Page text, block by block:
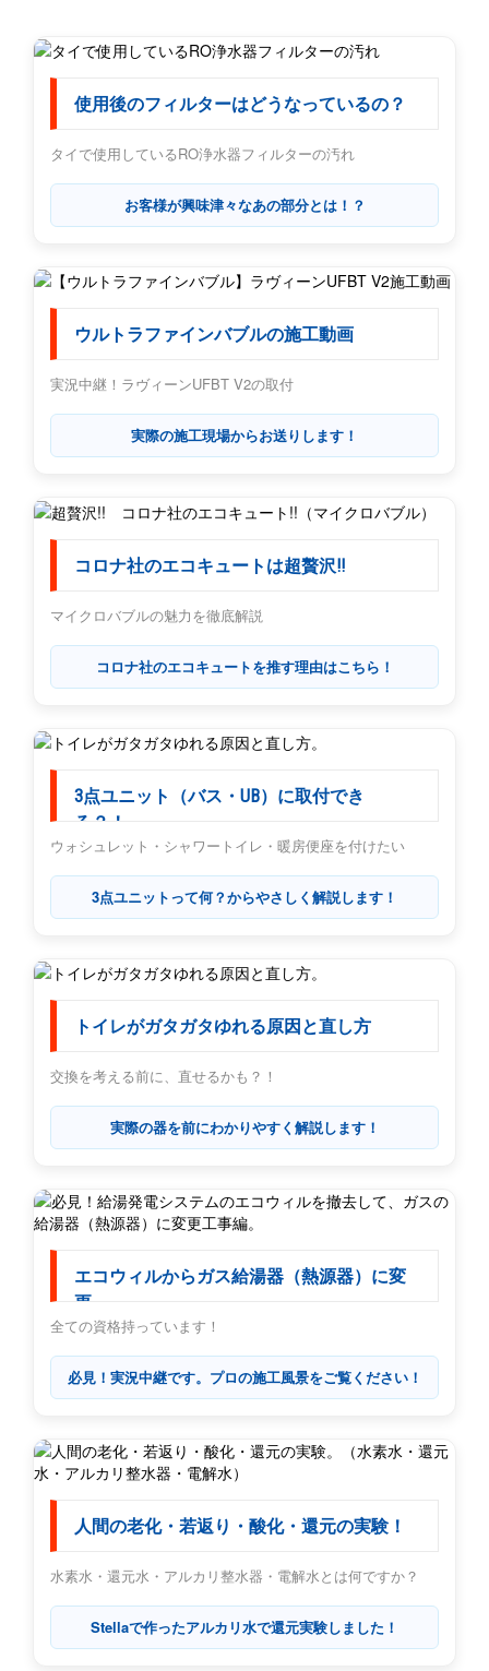
使用後のフィルターはどうなっているの？
タイで使用しているRO浄水器フィルターの汚れ
お客様が興味津々なあの部分とは！？
ウルトラファインバブルの施工動画
実況中継！ラヴィーンUFBT V2の取付
実際の施工現場からお送りします！
コロナ社のエコキュートは超贅沢!!
マイクロバブルの魅力を徹底解説
コロナ社のエコキュートを推す理由はこちら！
3点ユニット（バス・UB）に取付でき
る？！
ウォシュレット・シャワートイレ・暖房便座を付けたい
3点ユニットって何？からやさしく解説します！
トイレがガタガタゆれる原因と直し方
交換を考える前に、直せるかも？！
実際の器を前にわかりやすく解説します！
エコウィルからガス給湯器（熱源器）に変
更
全ての資格持っています！
必見！実況中継です。プロの施工風景をご覧ください！
人間の老化・若返り・酸化・還元の実験！
水素水・還元水・アルカリ整水器・電解水とは何ですか？
Stellaで作ったアルカリ水で還元実験しました！